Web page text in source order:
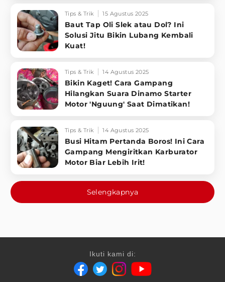
Tips & Trik 15 Agustus 2025
Baut Tap Oli Slek atau Dol? Ini
Solusi Jitu Bikin Lubang Kembali
Kuat!
Tips & Trik 14 Agustus 2025
Bikin Kaget! Cara Gampang
Hilangkan Suara Dinamo Starter
Motor 'Nguung' Saat Dimatikan!
Tips & Trik 14 Agustus 2025
Busi Hitam Pertanda Boros! Ini Cara
Gampang Mengiritkan Karburator
Motor Biar Lebih Irit!
Selengkapnya
Ikuti kami di: